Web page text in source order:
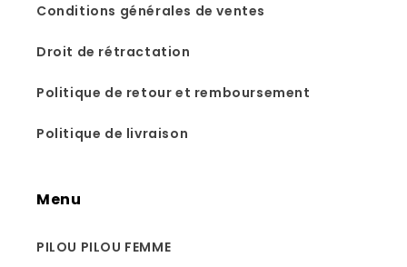
Conditions générales de ventes
Droit de rétractation
Politique de retour et remboursement
Politique de livraison
Menu
PILOU PILOU FEMME